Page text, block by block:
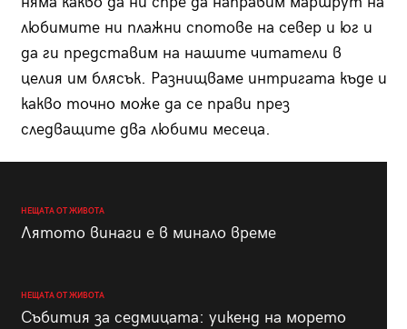
любимите ни плажни спотове на север и юг и
да ги представим на нашите читатели в
целия им блясък. Разнищваме интригата къде и
какво точно може да се прави през
следващите два любими месеца.
НЕЩАТА ОТ ЖИВОТА
Лятото винаги е в минало време
НЕЩАТА ОТ ЖИВОТА
Събития за седмицата: уикенд на морето